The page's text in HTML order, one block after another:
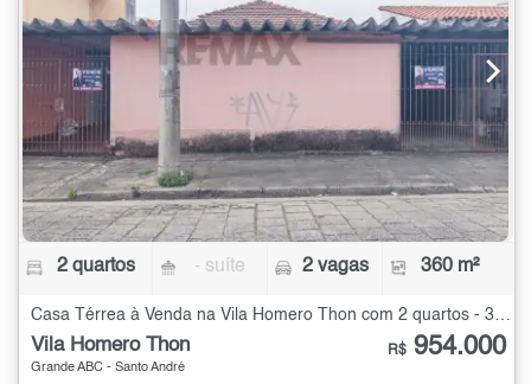
2 quartos - suíte 2 vagas 360 m²
Vila Homero Thon
Grande ABC - Santo André
R$ 954.000